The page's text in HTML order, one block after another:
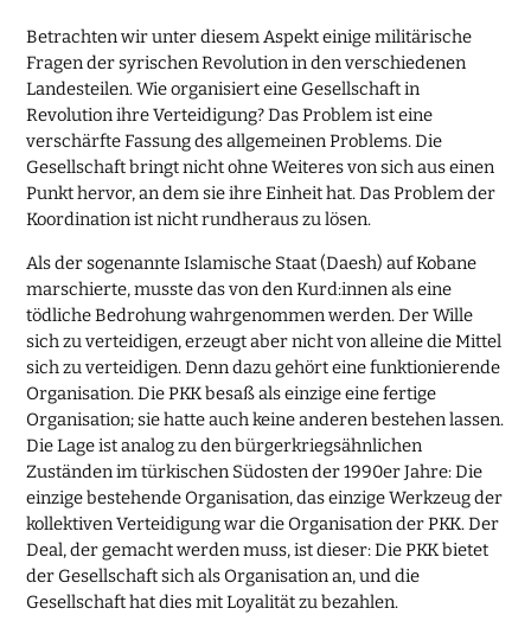
Betrachten wir unter diesem Aspekt einige militärische
Fragen der syrischen Revolution in den verschiedenen
Landesteilen. Wie organisiert eine Gesellschaft in
Revolution ihre Verteidigung? Das Problem ist eine
verschärfte Fassung des allgemeinen Problems. Die
Gesellschaft bringt nicht ohne Weiteres von sich aus einen
Punkt hervor, an dem sie ihre Einheit hat. Das Problem der
Koordination ist nicht rundheraus zu lösen.
Als der sogenannte Islamische Staat (Daesh) auf Kobane
marschierte, musste das von den Kurd:innen als eine
tödliche Bedrohung wahrgenommen werden. Der Wille
sich zu verteidigen, erzeugt aber nicht von alleine die Mittel
sich zu verteidigen. Denn dazu gehört eine funktionierende
Organisation. Die PKK besaß als einzige eine fertige
Organisation; sie hatte auch keine anderen bestehen lassen.
Die Lage ist analog zu den bürgerkriegsähnlichen
Zuständen im türkischen Südosten der 1990er Jahre: Die
einzige bestehende Organisation, das einzige Werkzeug der
kollektiven Verteidigung war die Organisation der PKK. Der
Deal, der gemacht werden muss, ist dieser: Die PKK bietet
der Gesellschaft sich als Organisation an, und die
Gesellschaft hat dies mit Loyalität zu bezahlen.